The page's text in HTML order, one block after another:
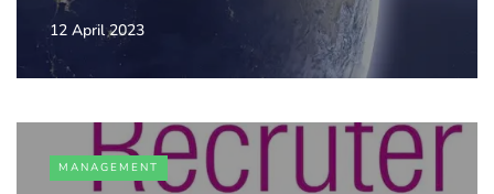
12 April 2023
MANAGEMENT